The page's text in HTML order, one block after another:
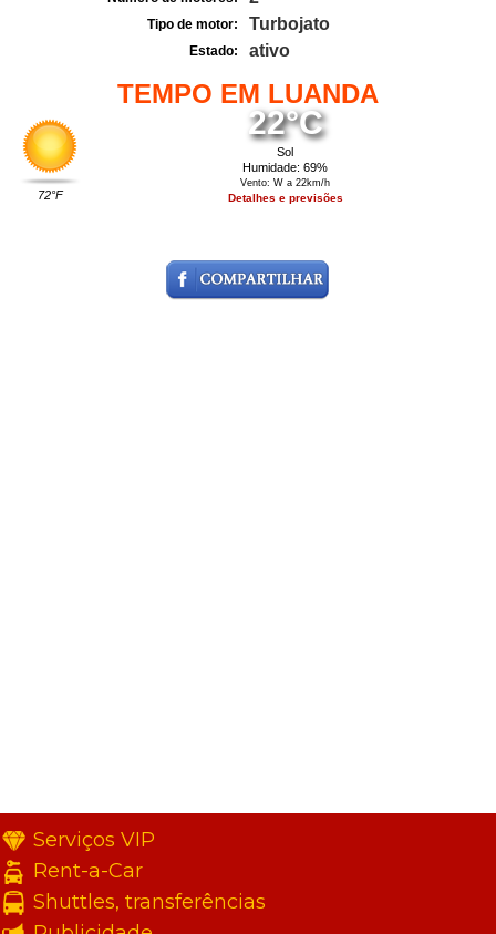
Tipo de motor: Turbojato
Estado: ativo
TEMPO EM LUANDA
72°F
22°C
Sol
Humidade: 69%
Vento: W a 22km/h
Detalhes e previsões
Serviços VIP
Rent-a-Car
Shuttles, transferências